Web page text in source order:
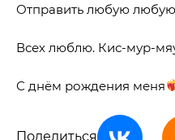
Отправить любую
Всех люблю. Кис-мур-
С днём рождения меня
Поделиться